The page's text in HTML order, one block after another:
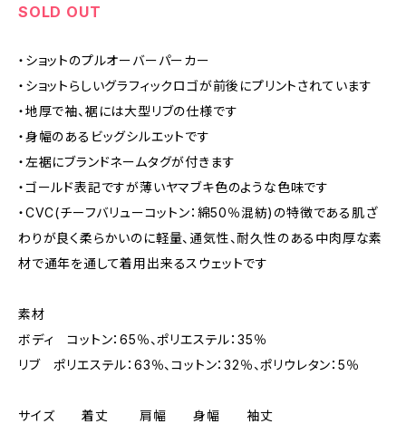
SOLD OUT
・ショットのプルオーバーパーカー
・ショットらしいグラフィックロゴが前後にプリントされています
・地厚で袖、裾には大型リブの仕様です
・身幅のあるビッグシルエットです
・左裾にブランドネームタグが付きます
・ゴールド表記ですが薄いヤマブキ色のような色味です
・CVC(チーフバリューコットン：綿50％混紡)の特徴である肌ざ
わりが良く柔らかいのに軽量、通気性、耐久性のある中肉厚な素
材で通年を通して着用出来るスウェットです
素材
ボディ コットン：65％、ポリエステル：35％
リブ ポリエステル：63％、コットン：32％、ポリウレタン：5％
サイズ 着丈 肩幅 身幅 袖丈